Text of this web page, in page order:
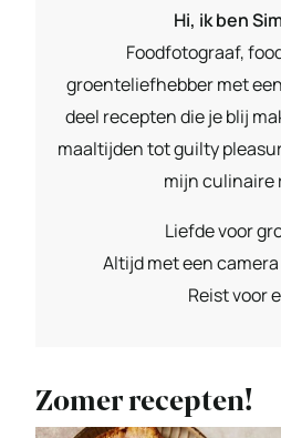
Hi, ik ben
Foodfotograaf,
groenteliefhebber met
deel recepten die je blij
maaltijden tot guilty
mijn culinaire
Liefde voor
Altijd met een
Reist voor
Zomer recepten!